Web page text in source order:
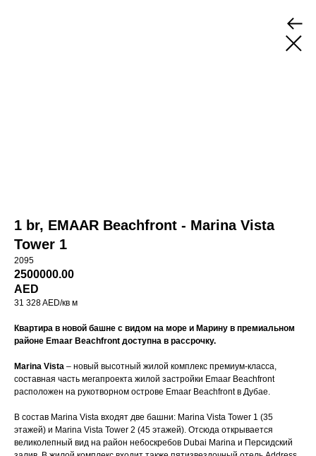
1 br, EMAAR Beachfront - Marina Vista
Tower 1
2095
2500000.00
AED
31 328 AED/кв м
Квартира в новой башне с видом на море и Марину в премиальном
районе Emaar Beachfront доступна в рассрочку.
Marina Vista – новый высотный жилой комплекс премиум-класса,
составная часть мегапроекта жилой застройки Emaar Beachfront
расположен на рукотворном острове Emaar Beachfront в Дубае.
В состав Marina Vista входят две башни: Marina Vista Tower 1 (35
этажей) и Marina Vista Tower 2 (45 этажей). Отсюда открывается
великолепный вид на район небоскребов Dubai Marina и Персидский